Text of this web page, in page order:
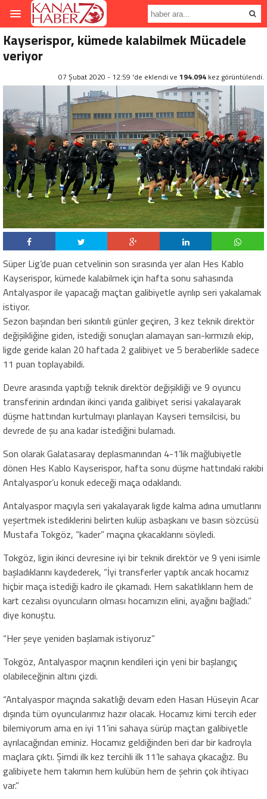
Kayserispor, kümede kalabilmek Mücadele
veriyor
07 Şubat 2020 - 12:59 'de eklendi ve 194.094 kez görüntülendi.
Süper Lig’de puan cetvelinin son sırasında yer alan Hes Kablo
Kayserispor, kümede kalabilmek için hafta sonu sahasında
Antalyaspor ile yapacağı maçtan galibiyetle ayrılıp seri yakalamak
istiyor.
Sezon başından beri sıkıntılı günler geçiren, 3 kez teknik direktör
değişikliğine giden, istediği sonuçları alamayan sarı-kırmızılı ekip,
ligde geride kalan 20 haftada 2 galibiyet ve 5 beraberlikle sadece
11 puan toplayabildi.
Devre arasında yaptığı teknik direktör değişikliği ve 9 oyuncu
transferinin ardından ikinci yarıda galibiyet serisi yakalayarak
düşme hattından kurtulmayı planlayan Kayseri temsilcisi, bu
devrede de şu ana kadar istediğini bulamadı.
Son olarak Galatasaray deplasmanından 4-1’lik mağlubiyetle
dönen Hes Kablo Kayserispor, hafta sonu düşme hattındaki rakibi
Antalyaspor’u konuk edeceği maça odaklandı.
Antalyaspor maçıyla seri yakalayarak ligde kalma adına umutlarını
yeşertmek istediklerini belirten kulüp asbaşkanı ve basın sözcüsü
Mustafa Tokgöz, “kader” maçına çıkacaklarını söyledi.
Tokgöz, ligin ikinci devresine iyi bir teknik direktör ve 9 yeni isimle
başladıklarını kaydederek, “İyi transferler yaptık ancak hocamız
hiçbir maça istediği kadro ile çıkamadı. Hem sakatlıkların hem de
kart cezalısı oyuncuların olması hocamızın elini, ayağını bağladı.”
diye konuştu.
“Her şeye yeniden başlamak istiyoruz”
Tokgöz, Antalyaspor maçının kendileri için yeni bir başlangıç
olabileceğinin altını çizdi.
“Antalyaspor maçında sakatlığı devam eden Hasan Hüseyin Acar
dışında tüm oyuncularımız hazır olacak. Hocamız kimi tercih eder
bilemiyorum ama en iyi 11’ini sahaya sürüp maçtan galibiyetle
ayrılacağından eminiz. Hocamız geldiğinden beri dar bir kadroyla
maçlara çıktı. Şimdi ilk kez tercihli ilk 11’le sahaya çıkacağız. Bu
galibiyete hem takımın hem kulübün hem de şehrin çok ihtiyacı
var.”